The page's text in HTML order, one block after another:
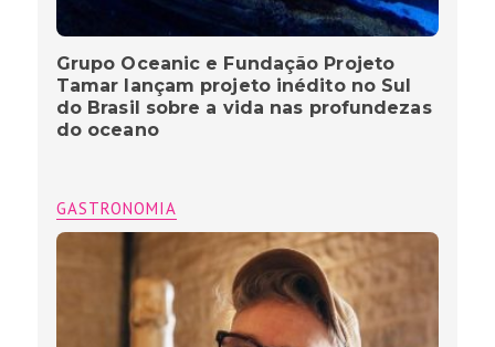
Grupo Oceanic e Fundação Projeto
Tamar lançam projeto inédito no Sul
do Brasil sobre a vida nas profundezas
do oceano
GASTRONOMIA